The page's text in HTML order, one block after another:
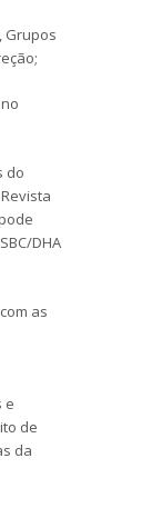
Grupos
do
DHA
as
e
de
da